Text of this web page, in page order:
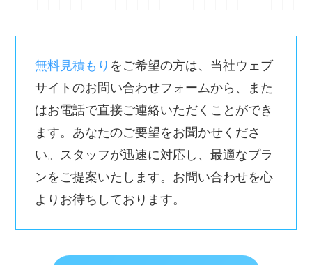
無料見積もり をご希望の方は、当社ウェブ
サイトのお問い合わせフォームから、また
はお電話で直接ご連絡いただくことができ
ます。あなたのご要望をお聞かせくださ
い。スタッフが迅速に対応し、最適なプラ
ンをご提案いたします。お問い合わせを心
よりお待ちしております。